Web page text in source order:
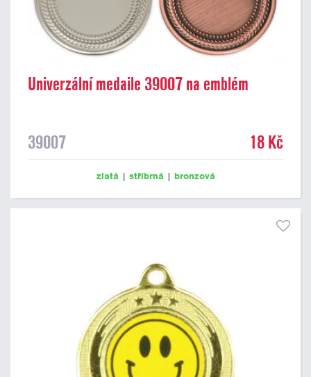
Univerzální medaile 39007 na emblém
39007 18 Kč
zlatá | stříbrná | bronzová